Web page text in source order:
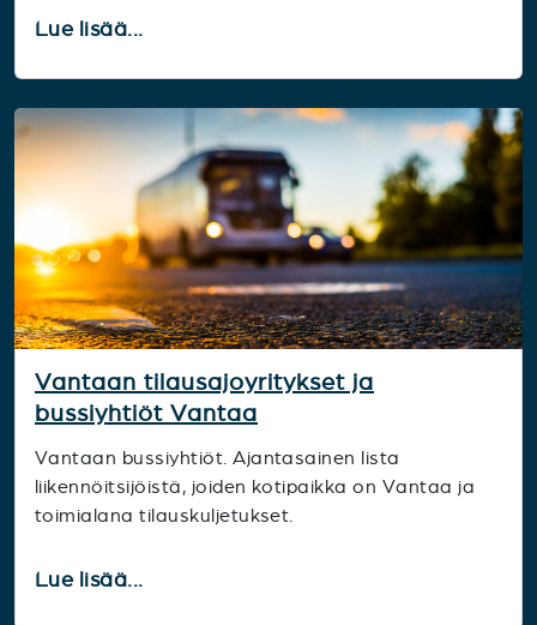
Lue lisää...
Vantaan tilausajoyritykset ja
bussiyhtiöt Vantaa
Vantaan bussiyhtiöt. Ajantasainen lista
liikennöitsijöistä, joiden kotipaikka on Vantaa ja
toimialana tilauskuljetukset.
Lue lisää...